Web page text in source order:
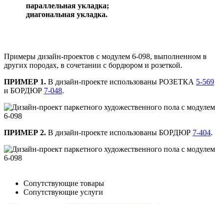
параллельная укладка;
диагональная укладка.
Примеры дизайн-проектов с модулем 6-098, выполненном в
других породах, в сочетании с бордюром и розеткой.
ПРИМЕР 1. В дизайн-проекте использованы РОЗЕТКА 5-569
и БОРДЮР 7-048.
ПРИМЕР 2. В дизайн-проекте использованы БОРДЮР 7-404.
Сопутствующие товары
Сопутствующие услуги